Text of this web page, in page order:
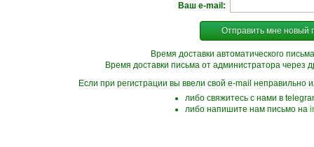
Ваш e-mail:
Отправить мне новый
Время доставки автоматического
Время доставки письма от администратора через
Если при регистрации вы ввели свой e-mail неправильно
либо свяжитесь с нами в
либо напишите нам письмо на